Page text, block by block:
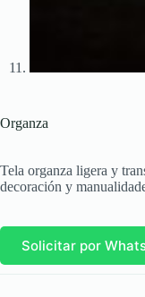
Organza
Tela organza ligera y
decoración y
Solicitar por